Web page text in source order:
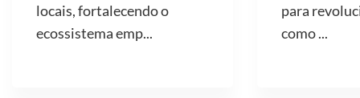
locais, fortalecendo o
ecossistema emp...
para
como ...